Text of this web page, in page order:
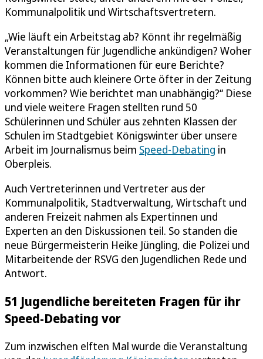
Kommunalpolitik und Wirtschaftsvertretern.
„Wie läuft ein Arbeitstag ab? Könnt ihr regelmäßig
Veranstaltungen für Jugendliche ankündigen? Woher
kommen die Informationen für eure Berichte?
Können bitte auch kleinere Orte öfter in der Zeitung
vorkommen? Wie berichtet man unabhängig?“ Diese
und viele weitere Fragen stellten rund 50
Schülerinnen und Schüler aus zehnten Klassen der
Schulen im Stadtgebiet Königswinter über unsere
Arbeit im Journalismus beim Speed-Debating in
Oberpleis.
Auch Vertreterinnen und Vertreter aus der
Kommunalpolitik, Stadtverwaltung, Wirtschaft und
anderen Freizeit nahmen als Expertinnen und
Experten an den Diskussionen teil. So standen die
neue Bürgermeisterin Heike Jüngling, die Polizei und
Mitarbeitende der RSVG den Jugendlichen Rede und
Antwort.
51 Jugendliche bereiteten Fragen für ihr
Speed-Debating vor
Zum inzwischen elften Mal wurde die Veranstaltung